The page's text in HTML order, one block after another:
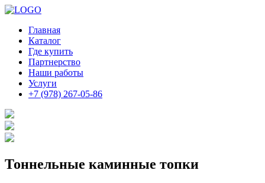
Главная
Каталог
Где купить
Партнерство
Наши работы
Услуги
+7 (978) 267-05-86
Тоннельные каминные топки